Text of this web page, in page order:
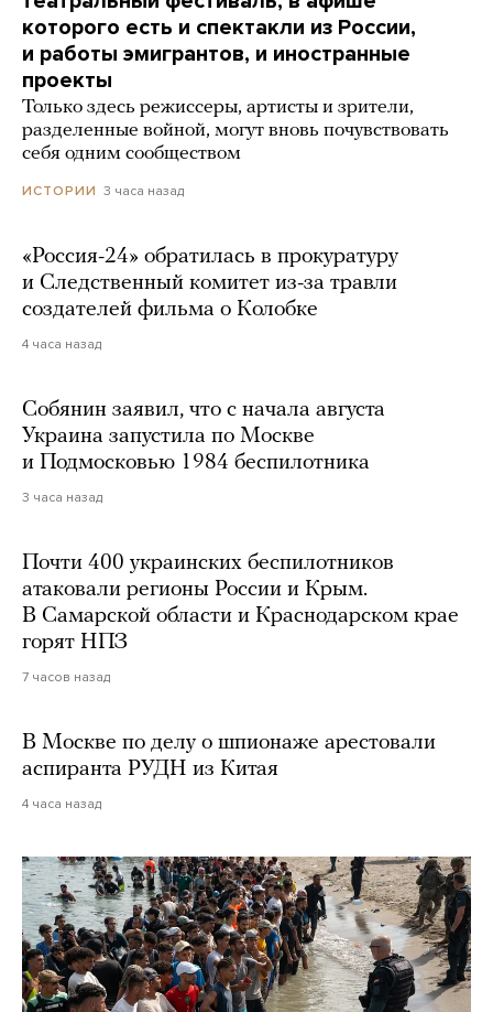
которого есть и спектакли из России,
и работы эмигрантов, и иностранные
проекты
Только здесь режиссеры, артисты и зрители,
разделенные войной, могут вновь почувствовать
себя одним сообществом
ИСТОРИИ 3 часа назад
«Россия-24» обратилась в прокуратуру
и Следственный комитет из-за травли
создателей фильма о Колобке
4 часа назад
Собянин заявил, что с начала августа
Украина запустила по Москве
и Подмосковью 1984 беспилотника
3 часа назад
Почти 400 украинских беспилотников
атаковали регионы России и Крым.
В Самарской области и Краснодарском крае
горят НПЗ
7 часов назад
В Москве по делу о шпионаже арестовали
аспиранта РУДН из Китая
4 часа назад